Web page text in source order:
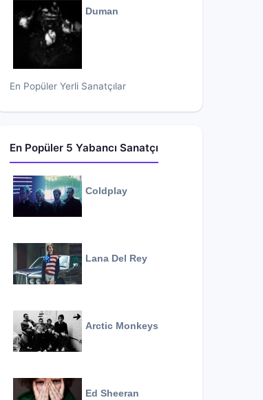
Duman
En Popüler Yerli Sanatçılar
En Popüler 5 Yabancı Sanatçı
Coldplay
Lana Del Rey
Arctic Monkeys
Ed Sheeran